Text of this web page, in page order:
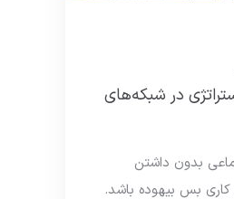
در شبکه‌های
بدون داشتن
بس بیهوده باشد.